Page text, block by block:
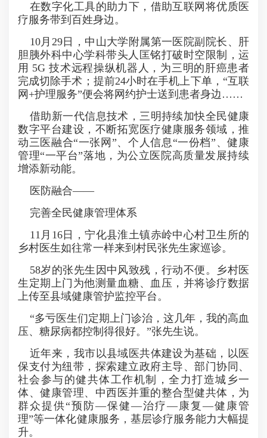
在数字化工具的助力下，借助互联网将优质医
疗服务带到百姓身边。
10月29日，中山大学附属第一医院副院长、肝
胆胰外科中心学科带头人匡铭打破时空限制，运
用 5G 技术远程操纵机器人，为三明的肝癌患者
完成切除手术；提前24小时在手机上下单，“互联
网+护理服务”便会将网约护士送到患者身边……
借助新一代信息技术，三明持续加快全民健康
数字平台建设，不断拓宽医疗健康服务领域，推
动三医融合“一张网”、个人信息“一份档”、健康
管理“一平台”落地，为公立医院高质量发展持续
增添新动能。
医防融合——
完善全民健康管理体系
11月16日，宁化县淮土镇赤岭中心村卫生所的
乡村医生如往常一样来到村民张先生家巡诊。
58岁的张先生因中风致残，行动不便。乡村医
生定期上门为他测量血糖、血压，并将诊疗数据
上传至县域健康管护监控平台。
“多亏医生们定期上门诊治，这几年，我的高血
压、糖尿病都控制得很好。”张先生说。
近年来，我市以县域医共体建设为基础，以医
保支付为纽带，探索建立政府主导、部门协同、
社会参与的健共体工作机制，全力打造城乡一
体、健康管理、中西医并重的整合型健共体，为
群众提供“预防—保健—治疗—康复—健康管
理”等一体化健康服务，基层诊疗服务能力大幅提
升。